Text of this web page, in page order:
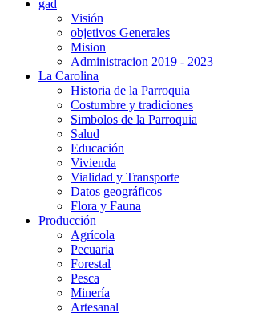
gad
Visión
objetivos Generales
Mision
Administracion 2019 - 2023
La Carolina
Historia de la Parroquia
Costumbre y tradiciones
Simbolos de la Parroquia
Salud
Educación
Vivienda
Vialidad y Transporte
Datos geográficos
Flora y Fauna
Producción
Agrícola
Pecuaria
Forestal
Pesca
Minería
Artesanal